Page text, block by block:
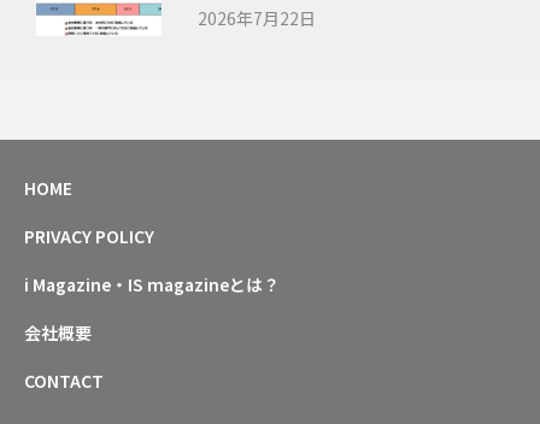
2026年7月22日
HOME
PRIVACY POLICY
i Magazine・IS magazineとは？
会社概要
CONTACT